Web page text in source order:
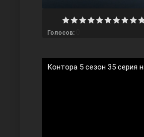
Голосов:
Контора 5 сезон 35 серия